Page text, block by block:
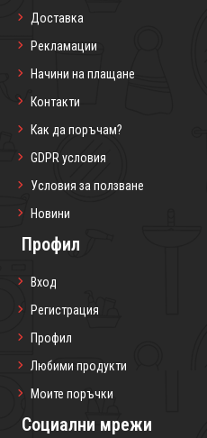
Доставка
Рекламации
Начини на плащане
Контакти
Как да поръчам?
GDPR условия
Условия за ползване
Новини
Профил
Вход
Регистрация
Профил
Любими продукти
Моите поръчки
Социални мрежи